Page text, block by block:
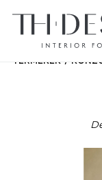
TERMÉKEK